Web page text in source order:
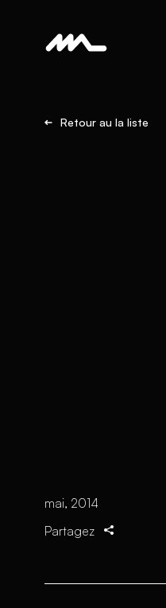
Retour au la liste
mai, 2014
Partagez